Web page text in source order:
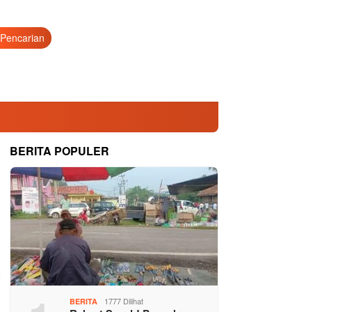
Pencarian
BERITA POPULER
BERITA 1777 Dilihat